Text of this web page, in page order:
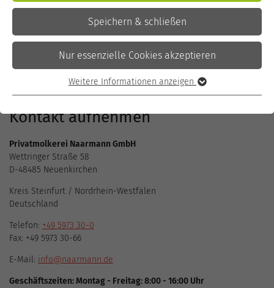
Direkter Draht
Kontakt
ALLZEIT BEREIT
Kontakt aufnehmen
Privatmolkerei Naarmann GmbH
Wettringer Straße 58
D-48485 Neuenkirchen
Kreis Steinfurt / Nordrhein-Westfalen
Deutschland
Telefon: +49 5973 30-0
Fax: +49 5973 30-66
E-Mail: info@naarmann.de
Geschäftszeiten: Montag - Freitag: 8:00 - 16:00 Uhr
Speichern & schließen
Nur essenzielle Cookies akzeptieren
Weitere Informationen anzeigen